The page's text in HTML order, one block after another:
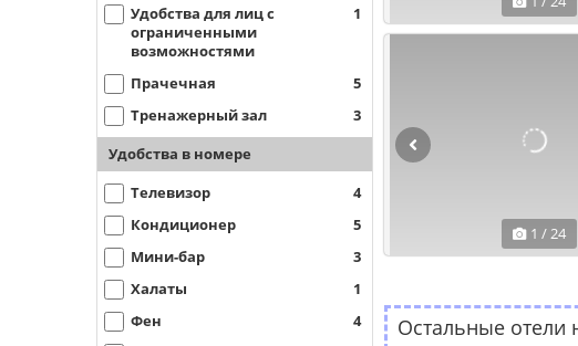
Удобства для лиц с
ограниченными
возможностями
1
Прачечная
5
Тренажерный зал
3
Удобства в номере
Телевизор
4
Кондиционер
5
Мини-бар
3
Халаты
1
Фен
4
1 / 24
Остальные отели